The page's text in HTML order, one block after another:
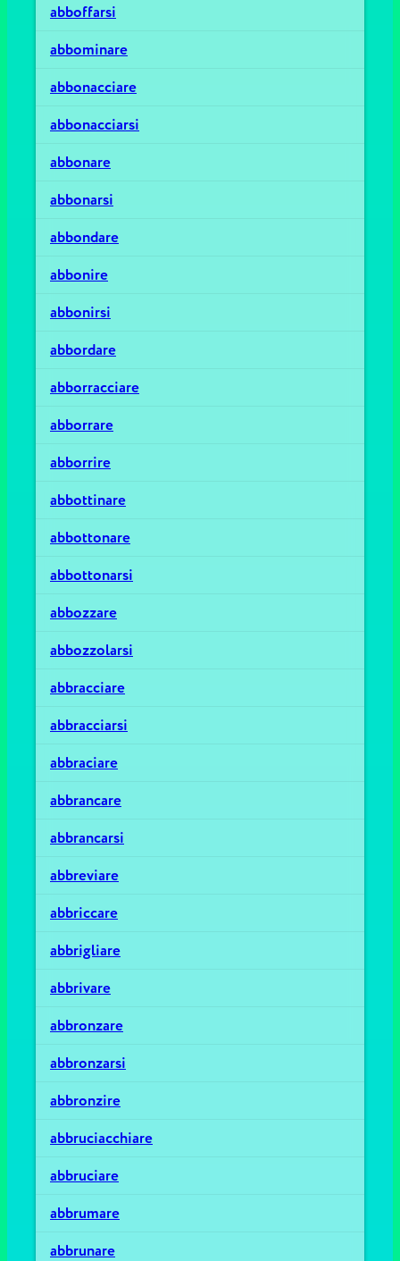
abboffarsi
abbominare
abbonacciare
abbonacciarsi
abbonare
abbonarsi
abbondare
abbonire
abbonirsi
abbordare
abborracciare
abborrare
abborrire
abbottinare
abbottonare
abbottonarsi
abbozzare
abbozzolarsi
abbracciare
abbracciarsi
abbraciare
abbrancare
abbrancarsi
abbreviare
abbriccare
abbrigliare
abbrivare
abbronzare
abbronzarsi
abbronzire
abbruciacchiare
abbruciare
abbrumare
abbrunare